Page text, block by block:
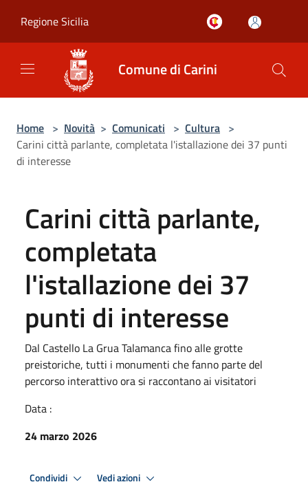
Regione Sicilia
Comune di Carini
Home > Novità > Comunicati > Cultura >
Carini città parlante, completata l'istallazione dei 37 punti
di interesse
Carini città parlante,
completata
l'istallazione dei 37
punti di interesse
Dal Castello La Grua Talamanca fino alle grotte
preistoriche, tutti i monumenti che fanno parte del
percorso interattivo ora si raccontano ai visitatori
Data :
24 marzo 2026
Condividi Vedi azioni